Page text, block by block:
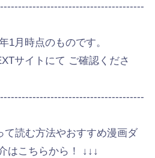
1月時点のものです。
サイトにて ご確認くださ
て読む方法やおすすめ漫画ダ
はこちらから！ ↓↓↓